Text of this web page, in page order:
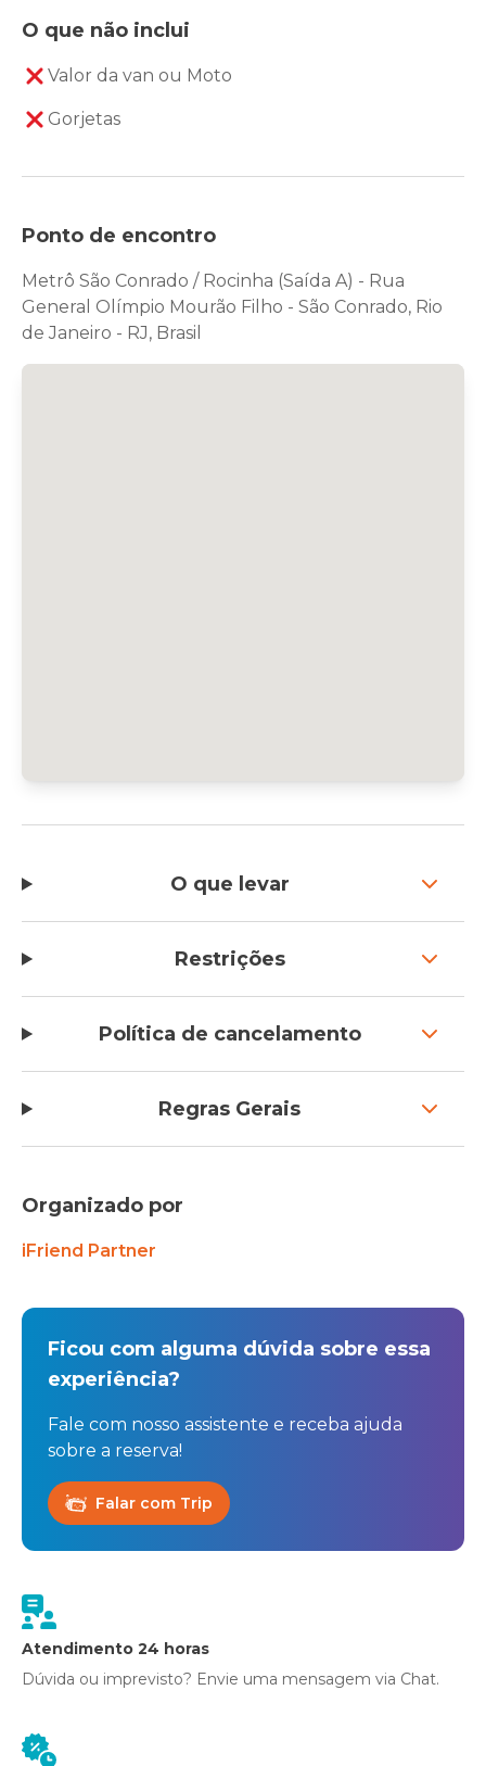
O que não inclui
Valor da van ou Moto
Gorjetas
Ponto de encontro
Metrô São Conrado / Rocinha (Saída A) - Rua
General Olímpio Mourão Filho - São Conrado, Rio
de Janeiro - RJ, Brasil
O que levar
Restrições
Política de cancelamento
Regras Gerais
Organizado por
iFriend Partner
Ficou com alguma dúvida sobre essa
experiência?
Fale com nosso assistente e receba ajuda
sobre a reserva!
Falar com Trip
Atendimento 24 horas
Dúvida ou imprevisto? Envie uma mensagem via Chat.